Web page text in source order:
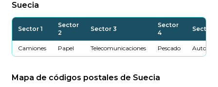
Suecia
Sector 1
Sector
2
Sector 3
Sector
4
Sector 5
Camiones Papel Telecomunicaciones Pescado
Mapa de códigos postales de Suecia